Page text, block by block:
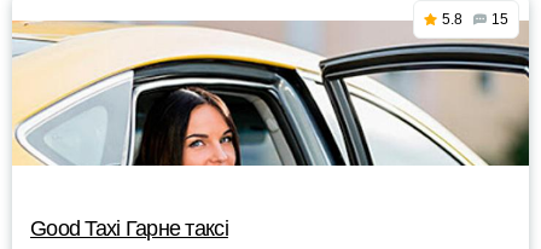
5.8 15
Good Taxi Гарне таксi